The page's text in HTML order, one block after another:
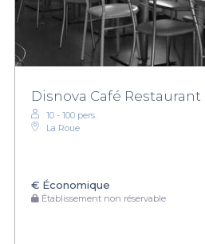
Disnova Café Restaurant
10 - 100 pers.
La Roue
€ Économique
Établissement non réservable